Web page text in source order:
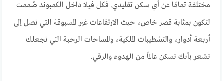
مختلفة تمامًا عن أي سكن تقليدي. فكل فيلا داخل الكمبوند صُممت
لتكون بمثابة قصر خاص، حيث الارتفاعات غير المسبوقة التي تصل إلى
أربعة أدوار، والتشطيبات الملكية، والمساحات الرحبة التي تجعلك
تشعر بأنك تسكن عالمًا من الهدوء والرقي.